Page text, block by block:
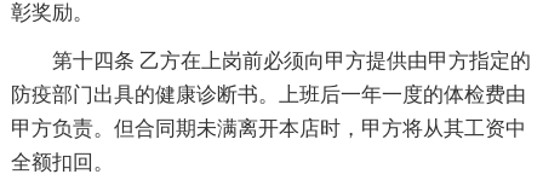
彰奖励。
第十四条 乙方在上岗前必须向甲方提供由甲方指定的
防疫部门出具的健康诊断书。上班后一年一度的体检费由
甲方负责。但合同期未满离开本店时，甲方将从其工资中
全额扣回。